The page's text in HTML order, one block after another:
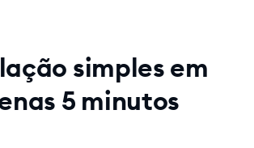
simples em
5 minutos